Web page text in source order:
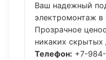
Ваш надежный
электромонтаж
Прозрачное
никаких скрытых
Телефон: +7-